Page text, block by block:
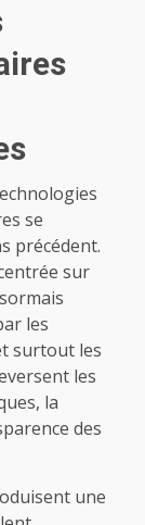
se
précédent.
sur
les
surtout les
les
la
des
une